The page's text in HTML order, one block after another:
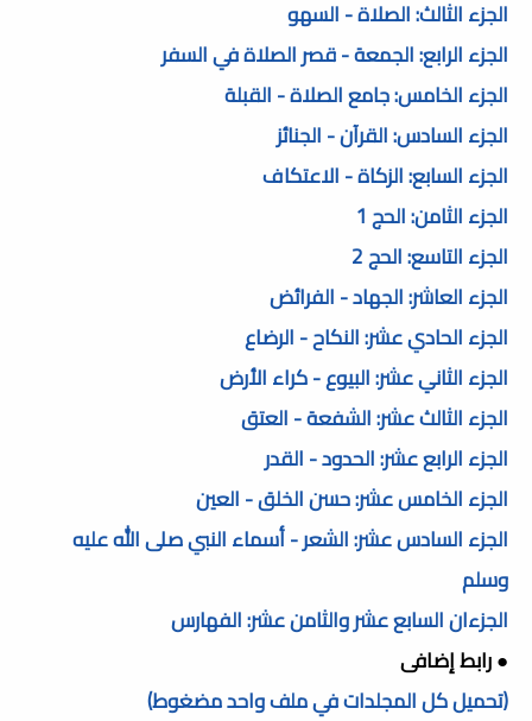
الجزء الثالث: الصلاة - السهو
الجزء الرابع: الجمعة - قصر الصلاة في السفر
الجزء الخامس: جامع الصلاة - القبلة
الجزء السادس: القرآن - الجنائز
الجزء السابع: الزكاة - الاعتكاف
الجزء الثامن: الحج 1
الجزء التاسع: الحج 2
الجزء العاشر: الجهاد - الفرائض
الجزء الحادي عشر: النكاح - الرضاع
الجزء الثاني عشر: البيوع - كراء الأرض
الجزء الثالث عشر: الشفعة - العتق
الجزء الرابع عشر: الحدود - القدر
الجزء الخامس عشر: حسن الخلق - العين
الجزء السادس عشر: الشعر - أسماء النبي صلى الله عليه
وسلم
الجزءان السابع عشر والثامن عشر: الفهارس
● رابط إضافى
(تحميل كل المجلدات في ملف واحد مضغوط)